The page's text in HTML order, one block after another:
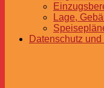
Lage,
Datenschutz